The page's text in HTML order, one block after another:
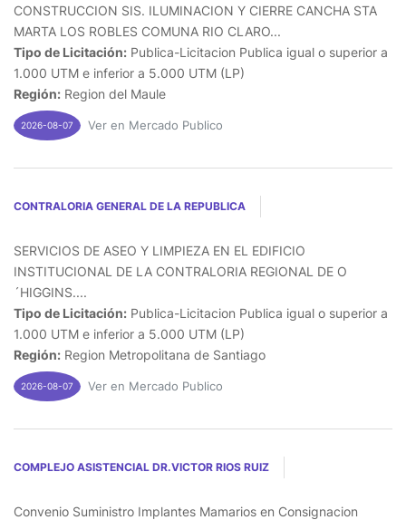
CONSTRUCCION SIS. ILUMINACION Y CIERRE CANCHA STA
MARTA LOS ROBLES COMUNA RIO CLARO...
Tipo de Licitación: Publica-Licitacion Publica igual o superior a
1.000 UTM e inferior a 5.000 UTM (LP)
Región: Region del Maule
2026-08-07 Ver en Mercado Publico
CONTRALORIA GENERAL DE LA REPUBLICA
SERVICIOS DE ASEO Y LIMPIEZA EN EL EDIFICIO
INSTITUCIONAL DE LA CONTRALORIA REGIONAL DE O
´HIGGINS....
Tipo de Licitación: Publica-Licitacion Publica igual o superior a
1.000 UTM e inferior a 5.000 UTM (LP)
Región: Region Metropolitana de Santiago
2026-08-07 Ver en Mercado Publico
COMPLEJO ASISTENCIAL DR.VICTOR RIOS RUIZ
Convenio Suministro Implantes Mamarios en Consignacion